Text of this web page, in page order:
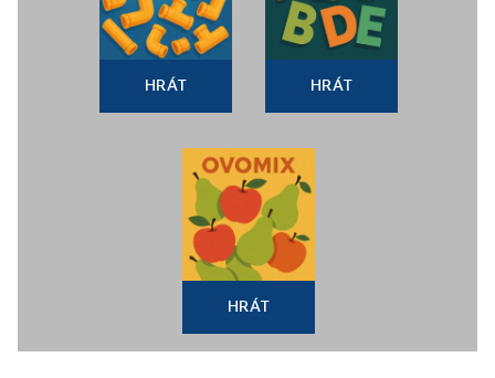
HRÁT HRÁT
HRÁT